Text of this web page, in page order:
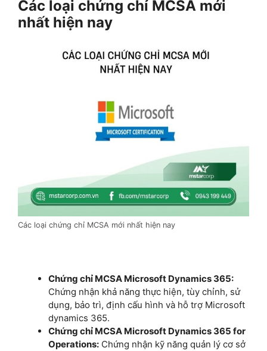
Các loại chứng chỉ MCSA mới
nhất hiện nay
Các loại chứng chỉ MCSA mới nhất hiện nay
Chứng chỉ MCSA Microsoft Dynamics 365:
Chứng nhận khả năng thực hiện, tùy chỉnh, sử
dụng, bảo trì, định cấu hình và hỗ trợ Microsoft
dynamics 365.
Chứng chỉ MCSA Microsoft Dynamics 365 for
Operations: Chứng nhận kỹ năng quản lý cơ sở